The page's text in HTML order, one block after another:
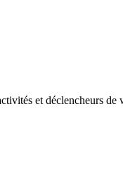
et déclencheurs de